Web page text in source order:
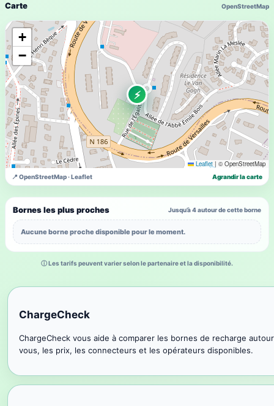
Carte OpenStreetMap
⚡
+
−
Leaflet | © OpenStreetMap
📍 OpenStreetMap · Leaflet Agrandir la carte
Bornes les plus proches Jusqu’à 4 autour de cette borne
Aucune borne proche disponible pour le moment.
ⓘ Les tarifs peuvent varier selon le partenaire et la disponibilité.
ChargeCheck
ChargeCheck vous aide à comparer les bornes de recharge
vous, les prix, les connecteurs et les opérateurs disponibles.